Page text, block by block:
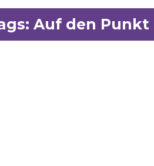
Auf den Punkt